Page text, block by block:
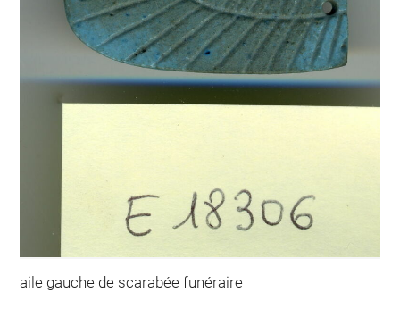
aile gauche de scarabée funéraire